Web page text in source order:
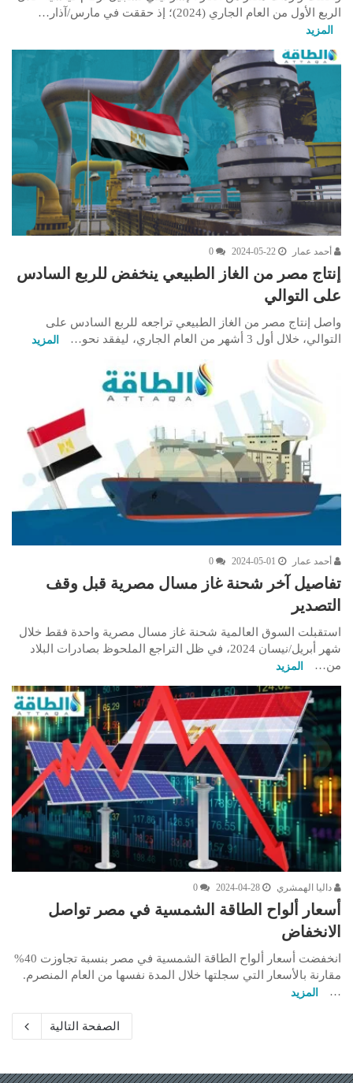
الربع الأول من العام الجاري (2024)؛ إذ حققت في مارس/آذار…
المزيد
أحمد عمار 2024-05-22
0
إنتاج مصر من الغاز الطبيعي ينخفض للربع السادس
على التوالي
واصل إنتاج مصر من الغاز الطبيعي تراجعه للربع السادس على
التوالي، خلال أول 3 أشهر من العام الجاري، ليفقد نحو…
المزيد
أحمد عمار 2024-05-01
0
تفاصيل آخر شحنة غاز مسال مصرية قبل وقف
التصدير
استقبلت السوق العالمية شحنة غاز مسال مصرية واحدة فقط خلال
شهر أبريل/نيسان 2024، في ظل التراجع الملحوظ بصادرات البلاد
من…
المزيد
داليا الهمشري 2024-04-28
0
أسعار ألواح الطاقة الشمسية في مصر تواصل
الانخفاض
انخفضت أسعار ألواح الطاقة الشمسية في مصر بنسبة تجاوزت 40%
مقارنة بالأسعار التي سجلتها خلال المدة نفسها من العام المنصرم.
…
المزيد
الصفحة التالية